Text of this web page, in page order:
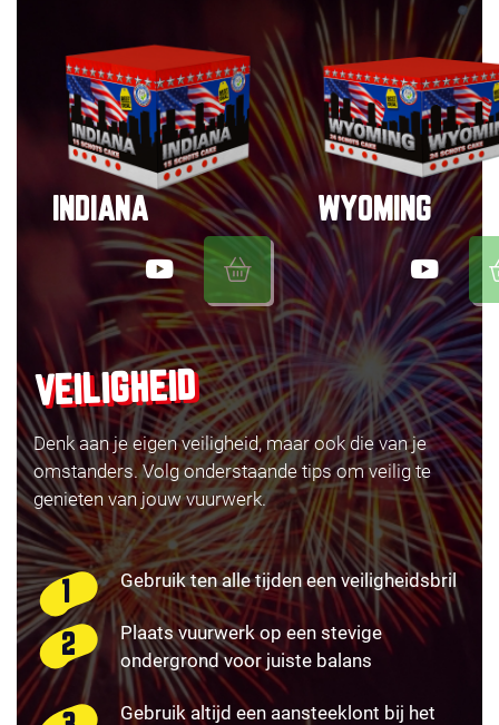
INDIANA WYOMING
VEILIGHEID
Denk aan je eigen veiligheid, maar ook die van je
omstanders. Volg onderstaande tips om veilig te
genieten van jouw vuurwerk.
Gebruik ten alle tijden een veiligheidsbril
Plaats vuurwerk op een stevige
ondergrond voor juiste balans
Gebruik altijd een aansteeklont bij het